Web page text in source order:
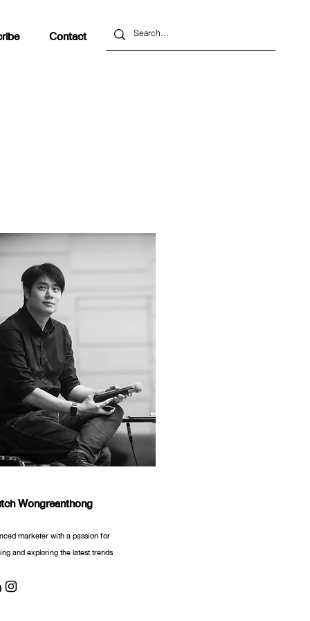
Contact
Wongreanthong
marketer with a passion for
and exploring the latest trends